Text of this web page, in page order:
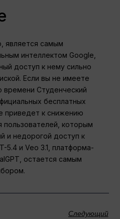
является самым
интеллектом Google,
доступ к нему сильно
Если вы не имеете
времени Студенческий
бесплатных
приведет к снижению
пользователей, которым
и недорогой доступ к
5.4 и Veo 3.1, платформа-
остается самым
Следующий